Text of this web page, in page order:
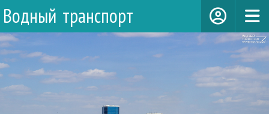
Водный транспорт